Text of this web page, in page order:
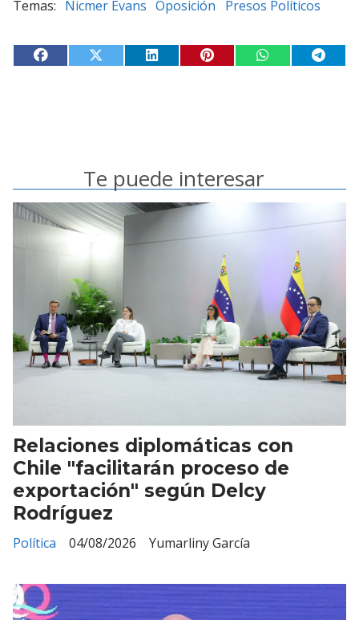
Nicmer Evans Oposición Presos Políticos
Te puede interesar
Relaciones diplomáticas con
Chile "facilitarán proceso de
exportación" según Delcy
Rodríguez
Yumarliny García
Política 04/08/2026